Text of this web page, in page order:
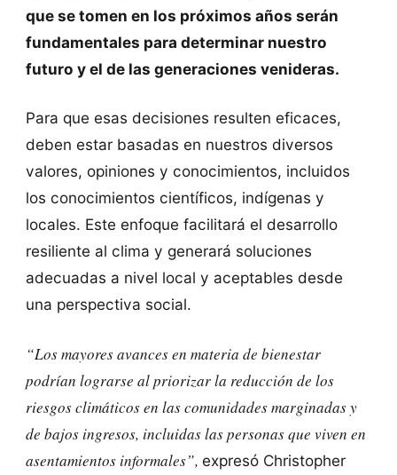
que se tomen en los próximos años serán
fundamentales para determinar nuestro
futuro y el de las generaciones venideras.
Para que esas decisiones resulten eficaces,
deben estar basadas en nuestros diversos
valores, opiniones y conocimientos, incluidos
los conocimientos científicos, indígenas y
locales. Este enfoque facilitará el desarrollo
resiliente al clima y generará soluciones
adecuadas a nivel local y aceptables desde
una perspectiva social.
“Los mayores avances en materia de bienestar
podrían lograrse al priorizar la reducción de los
riesgos climáticos en las comunidades marginadas y
de bajos ingresos, incluidas las personas que viven en
asentamientos informales”, expresó Christopher